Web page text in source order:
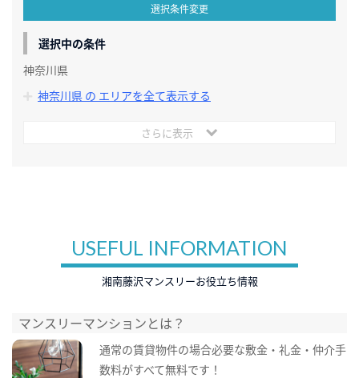
選択条件変更
選択中の条件
神奈川県
神奈川県 の エリアを全て表示する
さらに表示
USEFUL INFORMATION
湘南藤沢マンスリーお役立ち情報
マンスリーマンションとは？
通常の賃貸物件の場合必要な敷金・礼金・仲介手
数料がすべて無料です！